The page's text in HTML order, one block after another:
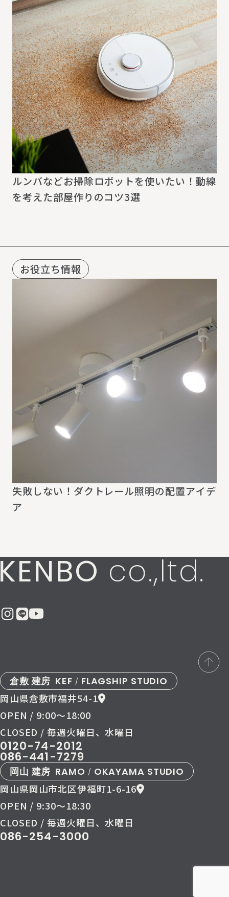
ルンバなどお掃除ロボットを使いたい！動線
を考えた部屋作りのコツ3選
お役立ち情報
失敗しない！ダクトレール照明の配置アイデ
ア
co.,ltd.
倉敷 建房 KEF / FLAGSHIP STUDIO
岡山県倉敷市福井54-1
OPEN / 9:00〜18:00
CLOSED / 毎週火曜日、水曜日
0120-74-2012
086-441-7279
岡山 建房 RAMO / OKAYAMA STUDIO
岡山県岡山市北区伊福町1-6-16
OPEN / 9:30〜18:30
CLOSED / 毎週火曜日、水曜日
086-254-3000